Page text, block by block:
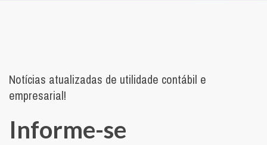
Notícias atualizadas de utilidade contábil e
empresarial!
Informe-se